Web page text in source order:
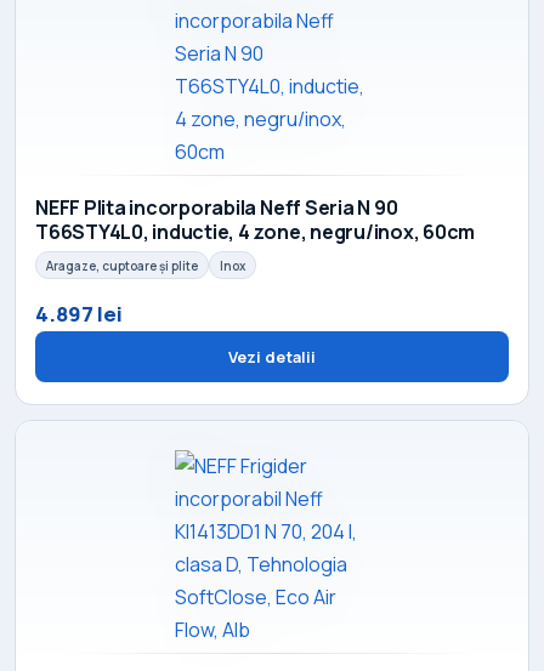
NEFF Plita incorporabila Neff Seria N 90
T66STY4L0, inductie, 4 zone, negru/inox, 60cm
Aragaze, cuptoare și plite Inox
4.897 lei
Vezi detalii